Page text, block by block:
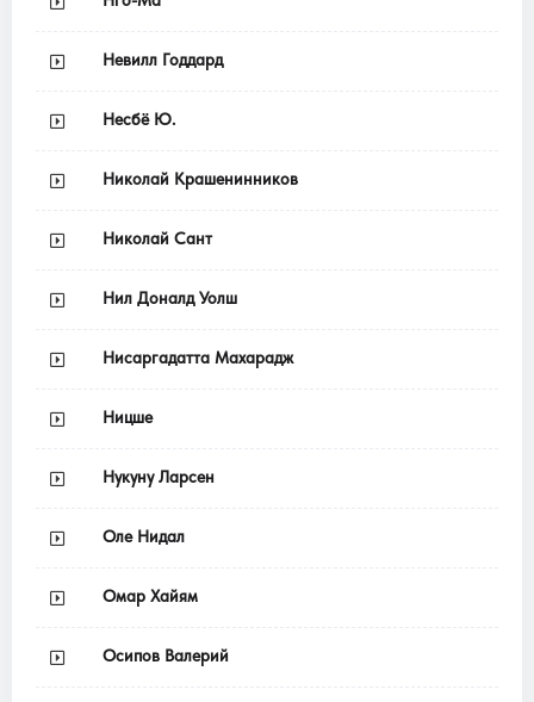
Невилл Годдард
Несбё Ю.
Николай Крашенинников
Николай Сант
Нил Доналд Уолш
Нисаргадатта Махарадж
Ницше
Нукуну Ларсен
Оле Нидал
Омар Хайям
Осипов Валерий